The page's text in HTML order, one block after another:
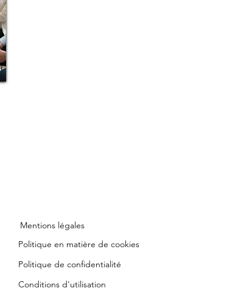
Mentions légales
Politique en matière de cookies
Politique de confidentialité
Conditions d'utilisation